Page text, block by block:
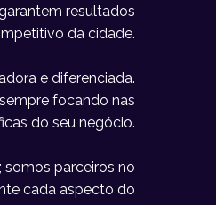
resultados
da cidade.
e diferenciada.
focando nas
do seu negócio.
somos parceiros no
cada aspecto do